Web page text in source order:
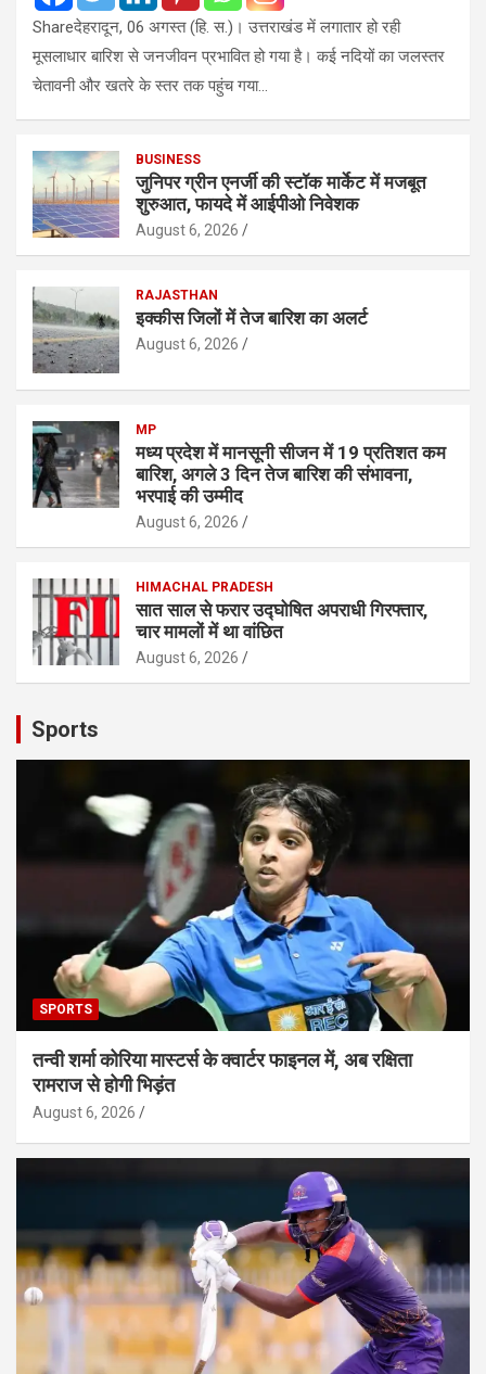
Shareदेहरादून, 06 अगस्त (हि. स.)। उत्तराखंड में लगातार हो रही
मूसलाधार बारिश से जनजीवन प्रभावित हो गया है। कई नदियों का जलस्तर
चेतावनी और खतरे के स्तर तक पहुंच गया…
BUSINESS
जुनिपर ग्रीन एनर्जी की स्टॉक मार्केट में मजबूत
शुरुआत, फायदे में आईपीओ निवेशक
August 6, 2026
RAJASTHAN
इक्कीस जिलों में तेज बारिश का अलर्ट
August 6, 2026
MP
मध्य प्रदेश में मानसूनी सीजन में 19 प्रतिशत कम
बारिश, अगले 3 दिन तेज बारिश की संभावना,
भरपाई की उम्मीद
August 6, 2026
HIMACHAL PRADESH
सात साल से फरार उद्घोषित अपराधी गिरफ्तार,
चार मामलों में था वांछित
August 6, 2026
Sports
SPORTS
तन्वी शर्मा कोरिया मास्टर्स के क्वार्टर फाइनल में, अब रक्षिता
रामराज से होगी भिड़ंत
August 6, 2026